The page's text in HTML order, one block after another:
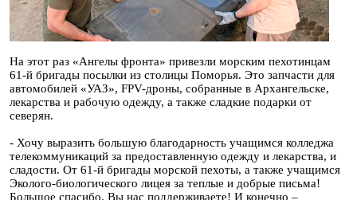
На этот раз «Ангелы фронта» привезли морским пехотинцам
61-й бригады посылки из столицы Поморья. Это запчасти для
автомобилей «УАЗ», FPV-дроны, собранные в Архангельске,
лекарства и рабочую одежду, а также сладкие подарки от
северян.
- Хочу выразить большую благодарность учащимся колледжа
телекоммуникаций за предоставленную одежду и лекарства, и
сладости. От 61-й бригады морской пехоты, а также учащимся
Эколого-биологического лицея за теплые и добрые письма!
Большое спасибо. Вы нас поддерживаете! И конечно –